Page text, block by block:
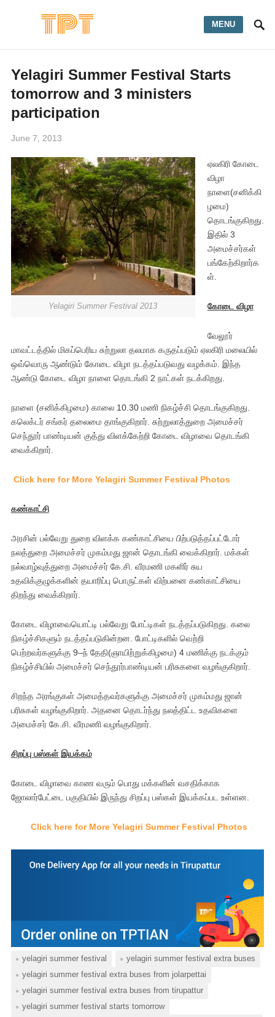
MENU
Yelagiri Summer Festival Starts
tomorrow and 3 ministers
participation
June 7, 2013
Yelagiri Summer Festival 2013
ஏலகிரி கோடை
விழா
நாளை(சனிக்கி
ழமை)
தொடங்குகிறது.
இதில் 3
அமைச்சர்கள்
பங்கேற்கிறார்க
ள்.
கோடை விழா
வேலூர்
மாவட்டத்தில் மிகப்பெரிய சுற்றுலா தலமாக கருதப்படும் ஏலகிரி மலையில்
ஒவ்வொரு ஆண்டும் கோடை விழா நடத்தப்படுவது வழக்கம். இந்த
ஆண்டு கோடை விழா நாளை தொடங்கி 2 நாட்கள் நடக்கிறது.
நாளை (சனிக்கிழமை) காலை 10.30 மணி நிகழ்ச்சி தொடங்குகிறது.
கலெக்டர் சங்கர் தலைமை தாங்குகிறார். சுற்றுலாத்துறை அமைச்சர்
செந்தூர் பாண்டியன் குத்து விளக்கேற்றி கோடை விழாவை தொடங்கி
வைக்கிறார்.
Click here for More Yelagiri Summer Festival Photos
கண்காட்சி
அரசின் பல்வேறு துறை விளக்க கண்காட்சியை பிற்படுத்தப்பட்டோர்
நலத்துறை அமைச்சர் முகம்மது ஜான் தொடங்கி வைக்கிறார். மக்கள்
நல்வாழ்வுத்துறை அமைச்சர் கே.சி. வீரமணி மகளிர் சுய
உதவிக்குழுக்களின் தயாரிப்பு பொருட்கள் விற்பனை கண்காட்சியை
திறந்து வைக்கிறார்.
கோடை விழாவையொட்டி பல்வேறு போட்டிகள் நடத்தப்படுகிறது. கலை
நிகழ்ச்சிகளும் நடத்தப்படுகின்றன. போட்டிகளில் வெற்றி
பெற்றவர்களுக்கு 9–ந் தேதி(ஞாயிற்றுக்கிழமை) 4 மணிக்கு நடக்கும்
நிகழ்ச்சியில் அமைச்சர் செந்தூர்பாண்டியன் பரிசுகளை வழங்குகிறார்.
சிறந்த அரங்குகள் அமைத்தவர்களுக்கு அமைச்சர் முகம்மது ஜான்
பரிசுகள் வழங்குகிறார். அதனை தொடர்ந்து நலத்திட்ட உதவிகளை
அமைச்சர் கே.சி. வீரமணி வழங்குகிறார்.
சிறப்பு பஸ்கள் இயக்கம்
கோடை விழாவை காண வரும் பொது மக்களின் வசதிக்காக
ஜோலார்பேட்டை பகுதியில் இருந்து சிறப்பு பஸ்கள் இயக்கப்பட உள்ளன.
Click here for More Yelagiri Summer Festival Photos
yelagiri summer festival
yelagiri summer festival extra buses
yelagiri summer festival extra buses from jolarpettai
yelagiri summer festival extra buses from tirupattur
yelagiri summer festival starts tomorrow